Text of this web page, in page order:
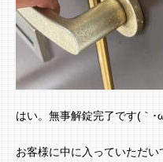
はい。無事解錠完了です(｀･ω
お客様に中に入っていただ